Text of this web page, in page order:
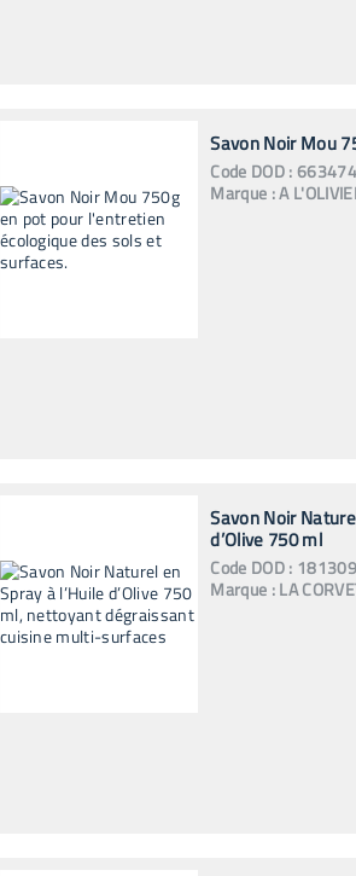
Savon Noir Mou
Code DOD:663474
Marque :A
Savon Noir
d’Olive 750 ml
Code DOD: 181309
Marque :LA